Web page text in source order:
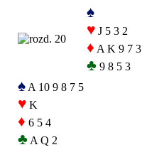
♠
♥ J 5 3 2
♦ A K 9 7 3
♣ 9 8 5 3
♠ A 10 9 8 7 5
♥ K
♦ 6 5 4
♣ A Q 2